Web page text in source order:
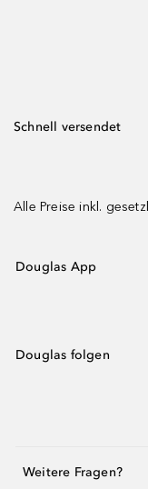
Schnell versendet
Alle Preise inkl.
Douglas App
Douglas folgen
Weitere Fragen?